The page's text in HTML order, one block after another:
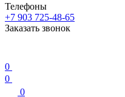
Телефоны
+7 903 725-48-65
Заказать звонок
0
0
0